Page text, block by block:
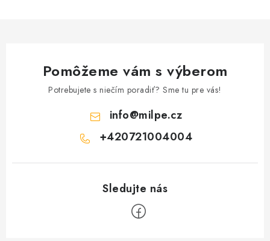
Pomôžeme vám s výberom
Potrebujete s niečím poradiť? Sme tu pre vás!
info@milpe.cz
+420721004004